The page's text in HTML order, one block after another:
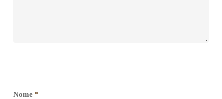
Nome *